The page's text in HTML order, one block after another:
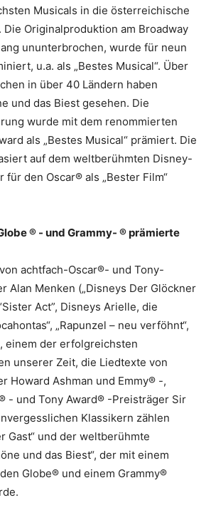
Musicals in die österreichische
Die Originalproduktion am Broadway
ununterbrochen, wurde für neun
u.a. als „Bestes Musical“. Über
in über 40 Ländern haben
und das Biest gesehen. Die
wurde mit dem renommierten
als „Bestes Musical“ prämiert. Die
auf dem weltberühmten Disney-
für den Oscar® als „Bester Film“
® - und Grammy- ® prämierte
achtfach-Oscar®- und Tony-
Alan Menken („Disneys Der Glöckner
Act”, Disneys Arielle, die
„Rapunzel – neu verföhnt“,
einem der erfolgreichsten
unserer Zeit, die Liedtexte von
Howard Ashman und Emmy® -,
- und Tony Award® -Preisträger Sir
Klassikern zählen
Gast“ und der weltberühmte
und das Biest“, der mit einem
Globe® und einem Grammy®